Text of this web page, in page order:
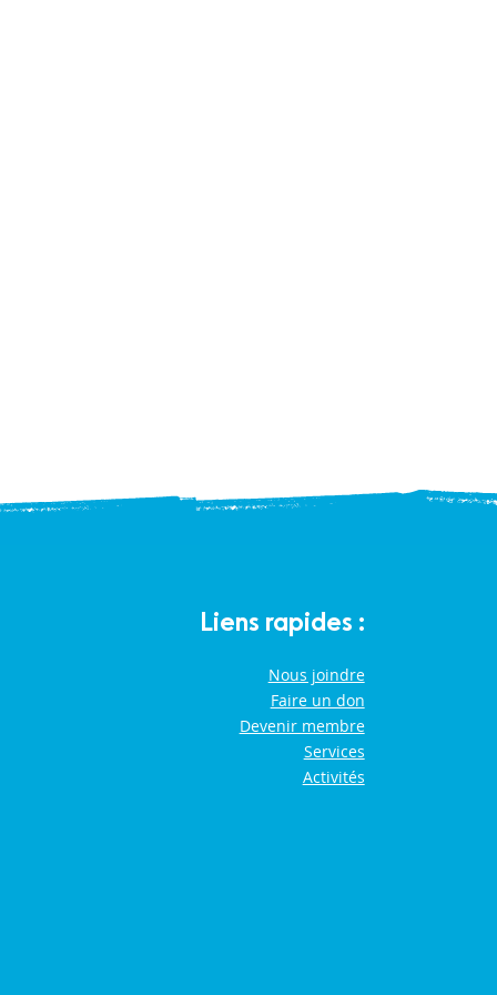
Liens rapides :
Nous joindre
Faire un don
Devenir membre
Services
Activités